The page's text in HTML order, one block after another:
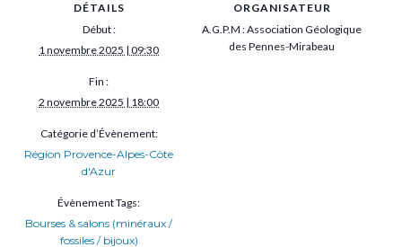
DÉTAILS
Début :
1 novembre 2025 | 09:30
Fin :
2 novembre 2025 | 18:00
Catégorie d’Évènement:
Région Provence-Alpes-Côte
d'Azur
Évènement Tags:
Bourses & salons (minéraux /
fossiles / bijoux)
ORGANISATEUR
A.G.P.M : Association Géologique
des Pennes-Mirabeau